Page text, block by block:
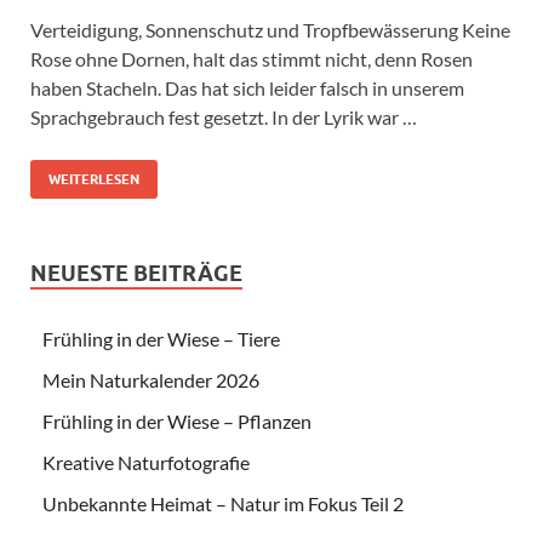
Verteidigung, Sonnenschutz und Tropfbewässerung Keine
Rose ohne Dornen, halt das stimmt nicht, denn Rosen
haben Stacheln. Das hat sich leider falsch in unserem
Sprachgebrauch fest gesetzt. In der Lyrik war …
WEITERLESEN
NEUESTE BEITRÄGE
Frühling in der Wiese – Tiere
Mein Naturkalender 2026
Frühling in der Wiese – Pflanzen
Kreative Naturfotografie
Unbekannte Heimat – Natur im Fokus Teil 2